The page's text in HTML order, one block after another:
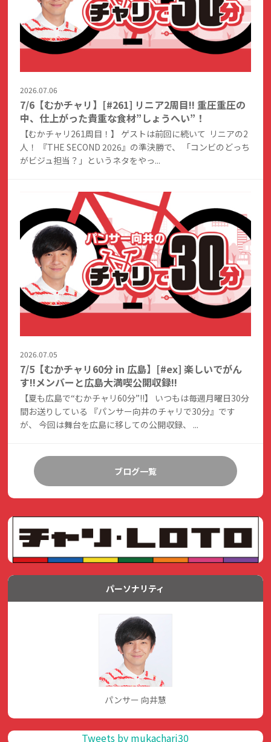
2026.07.06
7/6【むかチャリ】[#261] リニア2周目!! 重圧重圧の
中、仕上がった貴重な食材”しょうへい”！
【むかチャリ261周目！】 ゲストは前回に続いて リニアの2
人！ 『THE SECOND 2026』の準決勝で、 「コンビのどっち
がビジュ担当？」というネタをやっ...
2026.07.05
7/5【むかチャリ60分 in 広島】[#ex] 楽しいでがん
す!!メンバーと広島大満喫公開収録!!
【夏も広島で“むかチャリ60分”!!】 いつもは毎週月曜日30分
間お送りしている 『パンサー向井のチャリで30分』です
が、 今回は舞台を広島に移しての公開収録、 ...
ブログ一覧
パーソナリティ
パンサー 向井慧
Tweets by mukachari30